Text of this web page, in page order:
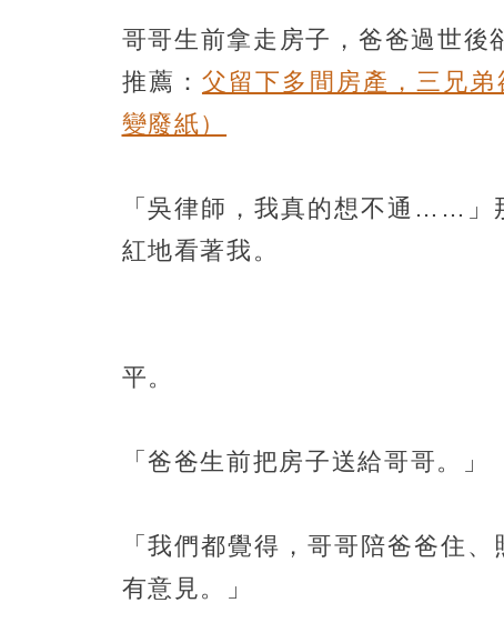
哥哥生前拿走房子，爸爸過世後
推薦： 父留下多間房產，三兄
變廢紙）
「吳律師，我真的想不通……」
紅地看著我。
平。
「爸爸生前把房子送給哥哥。」
「我們都覺得，哥哥陪爸爸住
有意見。」